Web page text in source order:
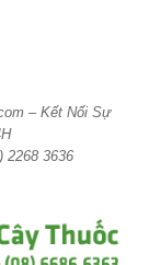
– Kết Nối Sự
2268 3636